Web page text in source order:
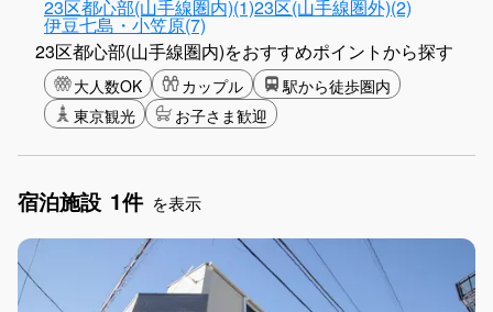
23区都心部(山手線圏内)(1)23区(山手線圏外)(2)
伊豆七島・小笠原(7)
23区都心部(山手線圏内)をおすすめポイントから探す
大人数OK カップル
駅から徒歩圏内
東京観光
お子さま歓迎
宿泊施設 1件 を表示